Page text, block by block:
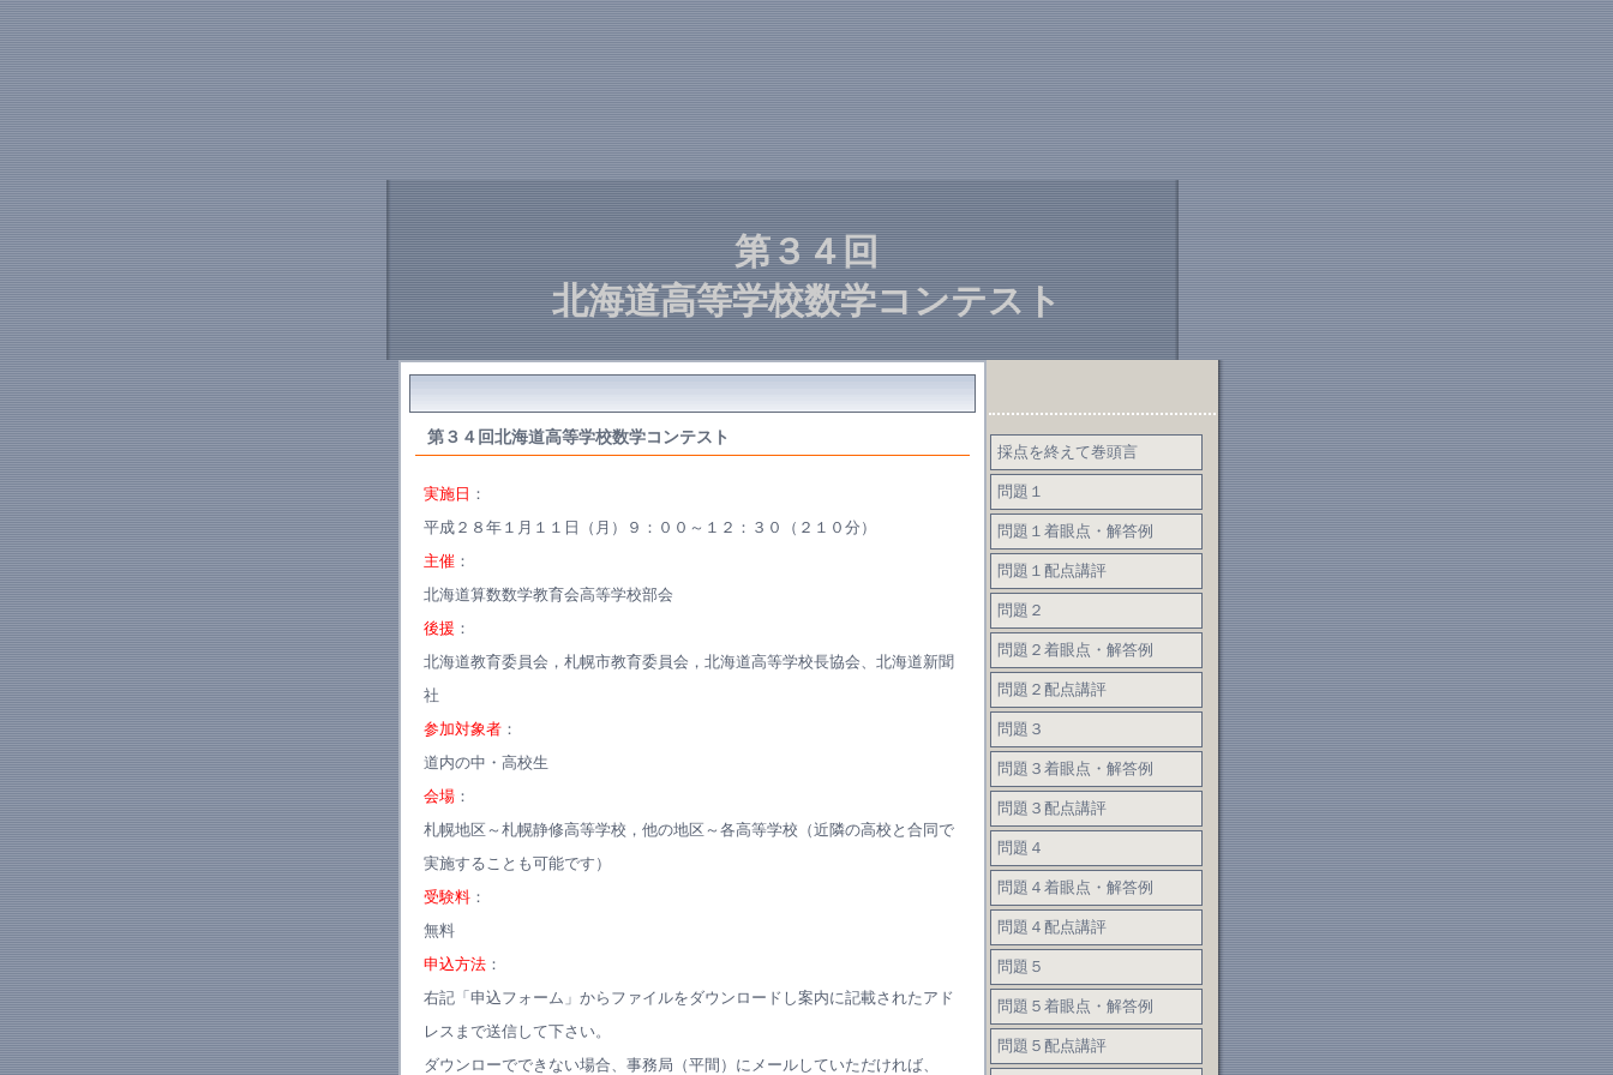
第３４回
北海道高等学校数学コンテスト
第３４回北海道高等学校数学コンテスト
実施日 ：
平成２８年１月１１日（月）９：００～１２：３０（２１０分）
主催 ：
北海道算数数学教育会高等学校部会
後援 ：
北海道教育委員会，札幌市教育委員会，北海道高等学校長協会、北海道新聞
社
参加対象者 ：
道内の中・高校生
会場 ：
札幌地区～札幌静修高等学校，他の地区～各高等学校（近隣の高校と合同で
実施することも可能です）
受験料 ：
無料
申込方法 ：
右記「申込フォーム」からファイルをダウンロードし案内に記載されたアド
レスまで送信して下さい。
ダウンローでできない場合、事務局（平間）にメールしていただければ、
採点を終えて巻頭言
問題１
問題１着眼点・解答例
問題１配点講評
問題２
問題２着眼点・解答例
問題２配点講評
問題３
問題３着眼点・解答例
問題３配点講評
問題４
問題４着眼点・解答例
問題４配点講評
問題５
問題５着眼点・解答例
問題５配点講評